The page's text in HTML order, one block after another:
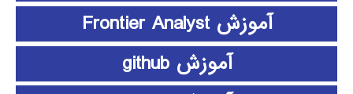
آموزش Frontier Analyst
آموزش github